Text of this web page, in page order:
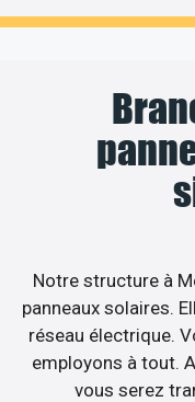
Notre structure à
panneaux solaires.
réseau électrique.
employons à tout.
vous serez